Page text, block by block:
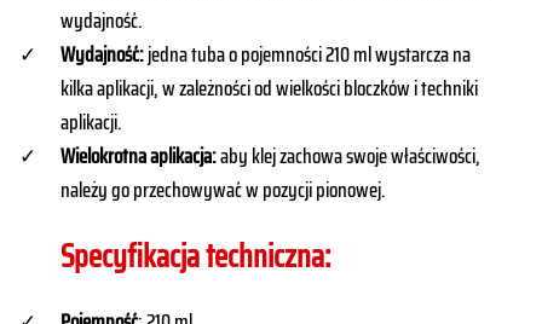
wydajność.
Wydajność:jedna tuba o pojemności 210 ml wystarcza na
kilka aplikacji, w zależności od wielkości bloczków i techniki
aplikacji.
Wielokrotna aplikacja:aby klej zachowa swoje właściwości,
należy go przechowywać w pozycji pionowej.
Specyfikacja techniczna: